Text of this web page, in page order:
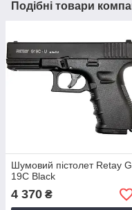
Подібні товари
Шумовий пістолет Retay G
19C Black
4 370 ₴